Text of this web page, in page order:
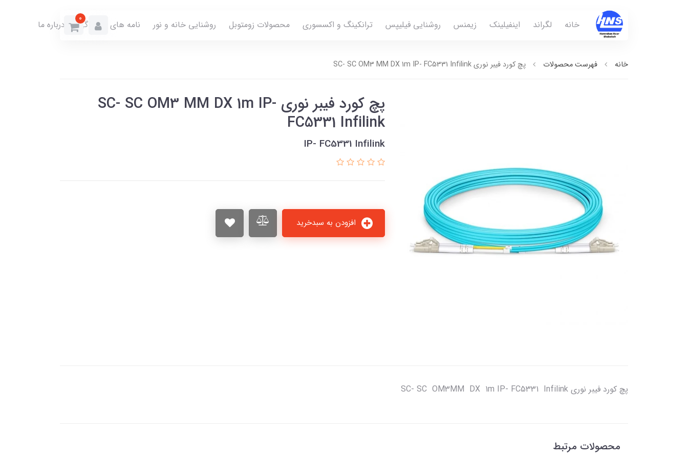
خانه لگراند اینفیلینک زیمنس روشنایی فیلیپس ترانکینگ و اکسسوری محصولات زومتوبل روشنایی خانه و نور نامه های نمایندگی درباره ما
0
خانه فهرست محصولات پچ كورد فيبر نوري SC- SC OM3 MM DX 1m IP- FC5331 Infilink
پچ كورد فيبر نوري SC- SC OM3 MM DX 1m IP-
FC5331 Infilink
IP- FC5331 Infilink
پچ كورد فيبر نوري SC- SC OM3MM DX 1m IP- FC5331 Infilink
محصولات مرتبط